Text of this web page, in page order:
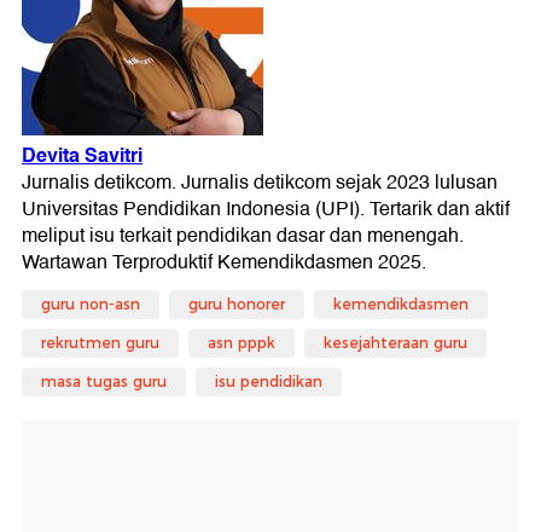
guru non-asn guru honorer kemendikdasmen
rekrutmen guru asn pppk kesejahteraan guru
masa tugas guru isu pendidikan